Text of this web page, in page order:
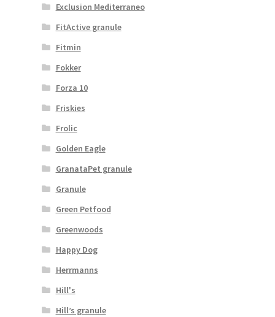
Exclusion Mediterraneo
FitActive granule
Fitmin
Fokker
Forza 10
Friskies
Frolic
Golden Eagle
GranataPet granule
Granule
Green Petfood
Greenwoods
Happy Dog
Herrmanns
Hill's
Hill’s granule